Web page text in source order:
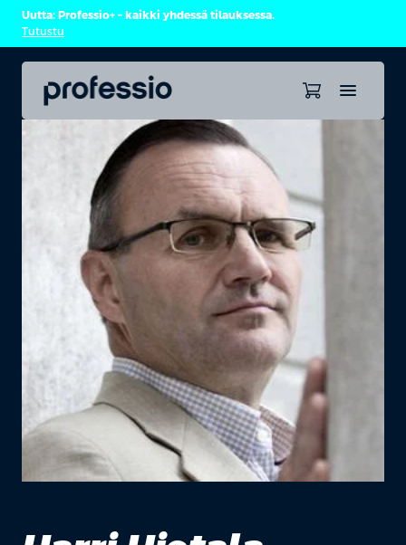
Uutta: Professio+ – kaikki yhdessä tilauksessa.
Tutustu